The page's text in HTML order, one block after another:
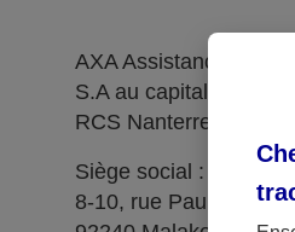
AXA Assistance
S.A au capital de 51
RCS Nanterre 415
Siège social :
8-10, rue Paul Vaillant